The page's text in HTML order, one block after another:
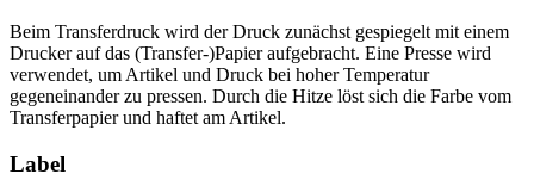
Beim Transferdruck wird der Druck zunächst gespiegelt mit einem
Drucker auf das (Transfer-)Papier aufgebracht. Eine Presse wird
verwendet, um Artikel und Druck bei hoher Temperatur
gegeneinander zu pressen. Durch die Hitze löst sich die Farbe vom
Transferpapier und haftet am Artikel.
Label